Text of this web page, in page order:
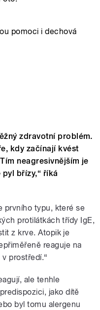
pomoci i dechová
zdravotní problém.
kdy začínají kvést
neagresivnějším je
břízy,“ říká
prvního typu, které se
protilátkách třídy IgE,
z krve. Atopik je
reaguje na
prostředí.“
ale tenhle
jako dítě
byl tomu alergenu